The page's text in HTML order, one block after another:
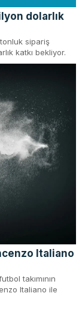
dolarlık
sipariş
katkı bekliyor.
Italiano
takımının
Italiano ile